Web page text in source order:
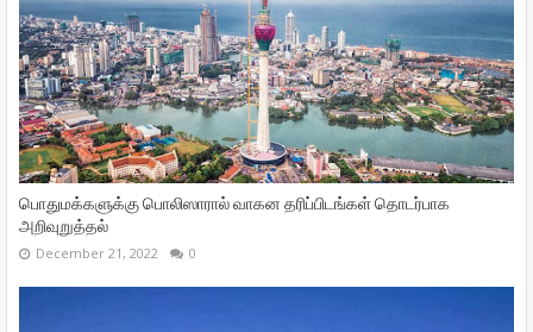
பொதுமக்களுக்கு பொலிஸாரால் வாகன தரிப்பிடங்கள் தொடர்பாக
அறிவுறுத்தல்
December 21, 2022 0